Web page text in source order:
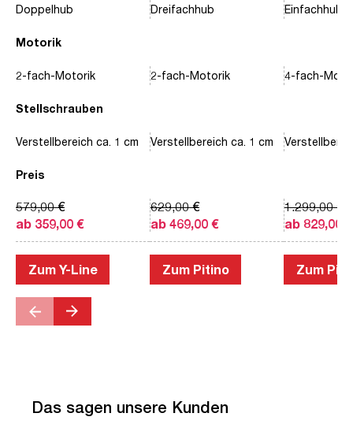
Motorik
Stellschrauben
Preis
Doppelhub
2-fach-Motorik
Verstellbereich ca. 1 cm
ab 359,00 €
579,00 €
Zum Y-Line
Dreifachhub
2-fach-Motorik
Verstellbereich ca. 1 cm
ab 469,00 €
629,00 €
Zum Pitino
Einfachhub
4-fach-
ab 829,00 €
1.299,00 €
Zum
Das sagen unsere Kunden